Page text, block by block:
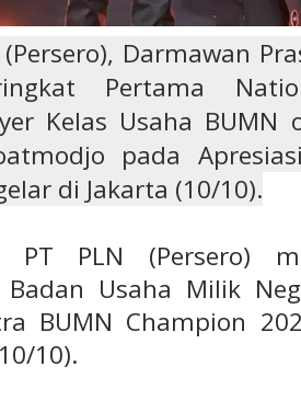
Darmawan
Pertama
Kelas Usaha
pada
di Jakarta (10/10).
PT PLN (Persero)
Badan Usaha Milik
BUMN Champion
10).